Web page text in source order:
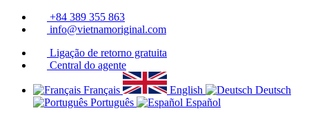
+84 389 355 863
info@vietnamoriginal.com
Ligação de retorno gratuita
Central do agente
Français English
Deutsch
Português
Español